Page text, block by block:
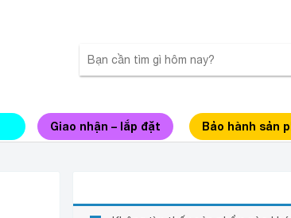
Giao nhận – lắp đặt Bảo hành sản